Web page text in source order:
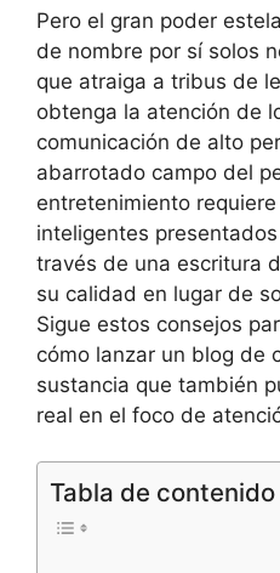
Pero el gran poder
de nombre por sí solos
que atraiga a tribus de
obtenga la atención de
comunicación de alto
abarrotado campo del
entretenimiento
inteligentes
través de una escritura
su calidad en lugar de
Sigue estos consejos
cómo lanzar un blog de
sustancia que también
real en el foco de
Tabla de contenido